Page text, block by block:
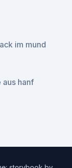
im mund
hanf